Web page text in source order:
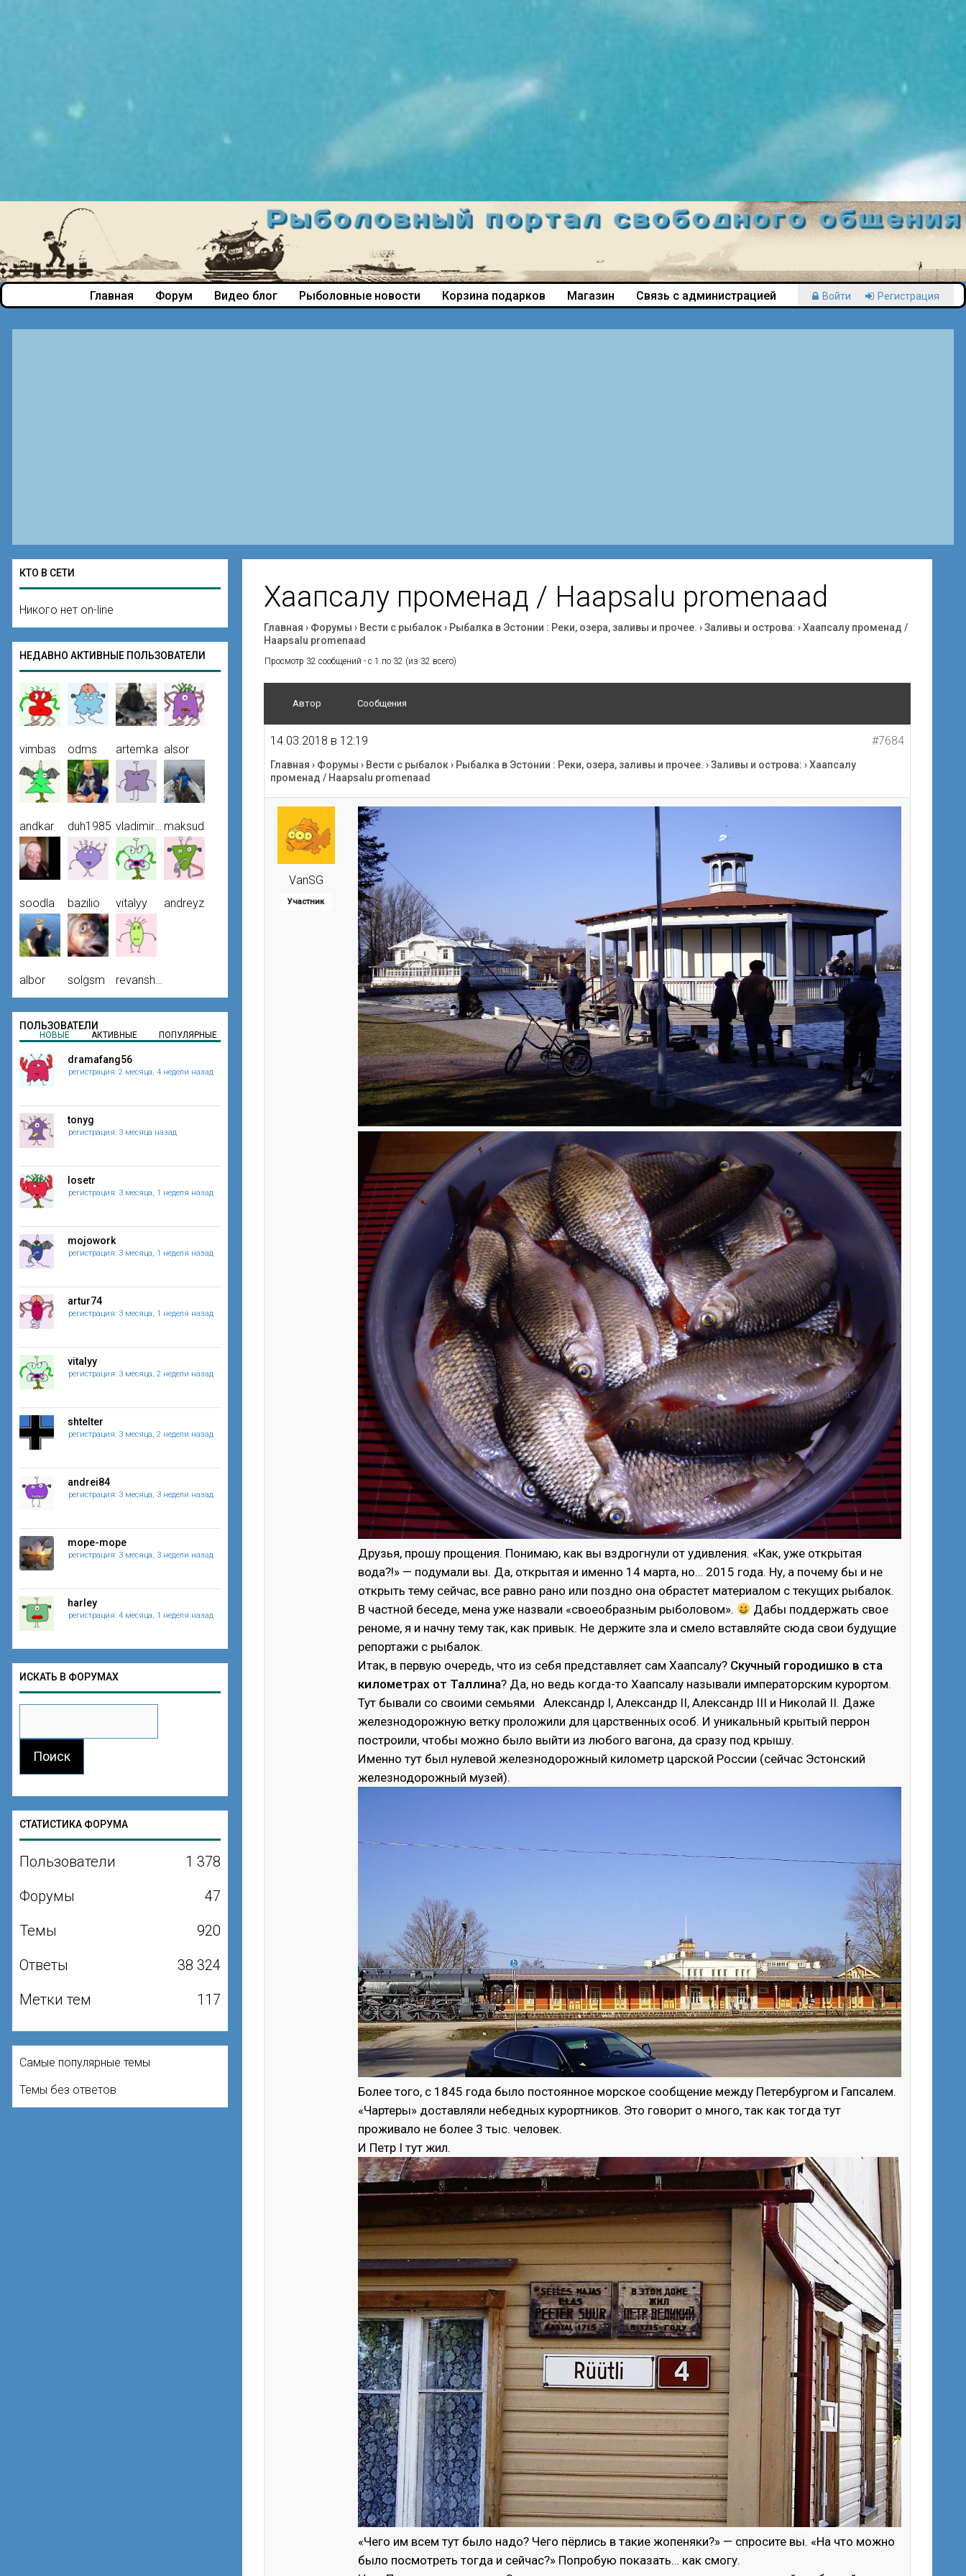
Главная Форум Видео блог Рыболовные новости Корзина подарков Магазин Связь с администрацией Войти Регистрация
Хаапсалу променад / Haapsalu promenaad
Главная › Форумы › Вести с рыбалок› Рыбалка в Эстонии : Реки, озера, заливы и прочее. ›Заливы и острова: ›Хаапсалу променад /
Haapsalu promenaad
Просмотр 32 сообщений - с 1 по 32 (из 32 всего)
Автор Сообщения
14.03.2018 в 12:19 #7684
Главная › Форумы › Вести с рыбалок› Рыбалка в Эстонии : Реки, озера, заливы и прочее. ›Заливы и острова: ›Хаапсалу
променад / Haapsalu promenaad
VanSG
Участник
Друзья, прошу прощения. Понимаю, как вы вздрогнули от удивления. «Как, уже открытая
вода?!» — подумали вы. Да, открытая и именно 14 марта, но… 2015 года. Ну, а почему бы и не
открыть тему сейчас, все равно рано или поздно она обрастет материалом с текущих рыбалок.
В частной беседе, мена уже назвали «своеобразным рыболовом».
Дабы поддержать свое
реноме, я и начну тему так, как привык. Не держите зла и смело вставляйте сюда свои будущие
репортажи с рыбалок.
Итак, в первую очередь, что из себя представляет сам Хаапсалу? Скучный городишко в ста
километрах от Таллина? Да, но ведь когда-то Хаапсалу называли императорским курортом.
Тут бывали со своими семьями Александр I, Александр II, Александр III и Николай II. Даже
железнодорожную ветку проложили для царственных особ. И уникальный крытый перрон
построили, чтобы можно было выйти из любого вагона, да сразу под крышу.
Именно тут был нулевой железнодорожный километр царской России (сейчас Эстонский
железнодорожный музей).
Более того, с 1845 года было постоянное морское сообщение между Петербургом и Гапсалем.
«Чартеры» доставляли небедных курортников. Это говорит о много, так как тогда тут
проживало не более 3 тыс. человек.
И Петр I тут жил.
«Чего им всем тут было надо? Чего пёрлись в такие жопеняки?» — спросите вы. «На что можно
было посмотреть тогда и сейчас?» Попробую показать… как смогу.
КТО В СЕТИ
Никого нет on-line
НЕДАВНО АКТИВНЫЕ ПОЛЬЗОВАТЕЛИ
vimbas odms artemka alsor
andkar duh1985 vladimir50 maksud
soodla bazilio vitalyy andreyz
albor solgsm revansh20
ПОЛЬЗОВАТЕЛИ
НОВЫЕ АКТИВНЫЕ ПОПУЛЯРНЫЕ
dramafang56
регистрация: 2 месяца, 4 недели назад
tonyg
регистрация: 3 месяца назад
losetr
регистрация: 3 месяца, 1 неделя назад
mojowork
регистрация: 3 месяца, 1 неделя назад
artur74
регистрация: 3 месяца, 1 неделя назад
vitalyy
регистрация: 3 месяца, 2 недели назад
shtelter
регистрация: 3 месяца, 2 недели назад
andrei84
регистрация: 3 месяца, 3 недели назад
mope-mope
регистрация: 3 месяца, 3 недели назад
harley
регистрация: 4 месяца, 1 неделя назад
ИСКАТЬ В ФОРУМАХ
СТАТИСТИКА ФОРУМА
Пользователи
1 378
Форумы
47
Темы
920
Ответы
38 324
Метки тем
117
Самые популярные темы
Темы без ответов